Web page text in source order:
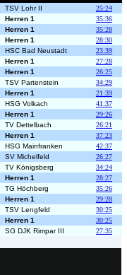
TSV Lohr II
25:24
Herren 1
35:36
Herren 1
35:28
Herren 1
28:30
HSC Bad Neustadt
23:39
Herren 1
27:28
Herren 1
26:25
TSV Partenstein
34:29
Herren 1
21:39
HSG Volkach
41:37
Herren 1
29:26
TV Dettelbach
26:21
Herren 1
37:23
HSG Mainfranken
42:37
SV Michelfeld
26:27
TV Königsberg
34:24
Herren 1
28:27
TG Höchberg
35:26
Herren 1
29:28
TSV Lengfeld
30:25
Herren 1
30:25
SG DJK Rimpar III 27:35